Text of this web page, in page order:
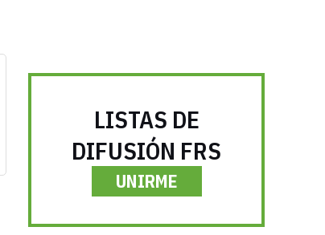
LISTAS DE
DIFUSIÓN FRS
UNIRME